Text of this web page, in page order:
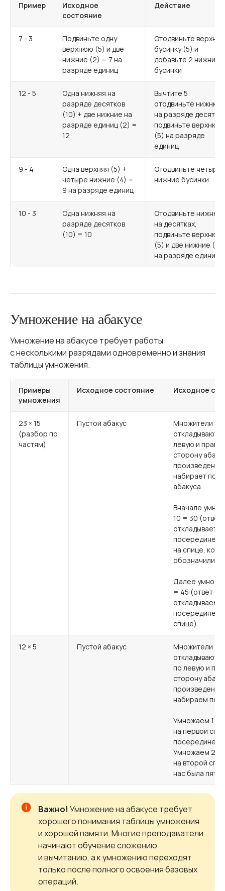
Пример
Исходное
состояние
Действие
7 - 3
Подвиньте одну
верхнюю (5) и две
нижние (2) = 7 на
разряде единиц
Отодвиньте
бусинку (5) и
добавьте 2 нижние
бусинки
12 - 5
Одна нижняя на
разряде десятков
(10) + две нижние на
разряде единиц (2) =
12
Вычтите 5:
отодвиньте нижнюю
на разряде
подвиньте верхнюю
(5) на разряде
единиц
9 - 4
Одна верхняя (5) +
четыре нижние (4) =
9 на разряде единиц
Отодвиньте четыре
нижние бусинки
10 - 3
Одна нижняя на
разряде десятков
(10) = 10
Отодвиньте нижнюю
на десятках,
подвиньте верхнюю
(5) и две нижние (2)
на разряде единиц
Умножение на абакусе
Умножение на абакусе требует работы
с несколькими разрядами одновременно и знания
таблицы умножения.
Примеры
умножения
Исходное состояние Исходное
23 × 15
(разбор по
частям)
Пустой абакус
Множители
левую и
сторону
произведение
набирает
абакуса
Вначале
10 = 30 (ответ
откладывается
посередине
на спице,
обозначили
Далее
= 45 (ответ
откладываем
посередине
спице)
12 × 5 Пустой абакус
Множители
по левую и
сторону
произведение
набираем
Умножаем 1 х
на первой
посередине
Умножаем 2 х
на второй
нас была
Важно! Умножение на абакусе требует
хорошего понимания таблицы умножения
и хорошей памяти. Многие преподаватели
начинают обучение сложению
и вычитанию, а к умножению переходят
только после полного освоения базовых
операций.